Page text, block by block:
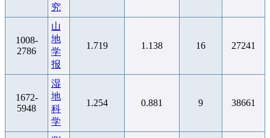
究
1008-
2786
山
地
学
报
1.719 1.138 16 27241
1672-
5948
湿
地
科
学
1.254 0.881 9 38661